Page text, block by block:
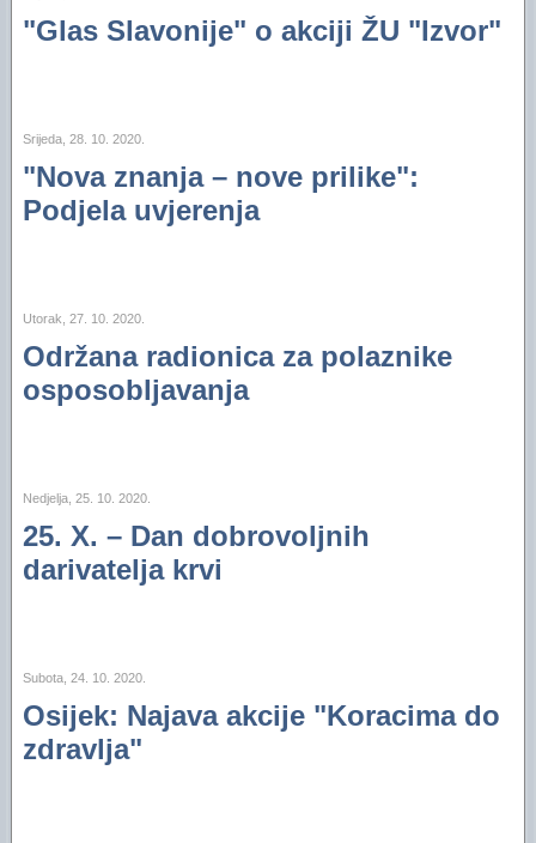
"Glas Slavonije" o akciji ŽU "Izvor"
Srijeda, 28. 10. 2020.
"Nova znanja – nove prilike":
Podjela uvjerenja
Utorak, 27. 10. 2020.
Održana radionica za polaznike
osposobljavanja
Nedjelja, 25. 10. 2020.
25. X. – Dan dobrovoljnih
darivatelja krvi
Subota, 24. 10. 2020.
Osijek: Najava akcije "Koracima do
zdravlja"